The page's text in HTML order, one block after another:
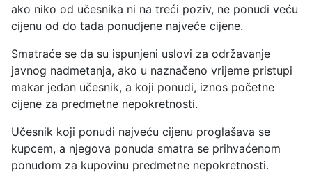
ako niko od učesnika ni na treći poziv, ne ponudi veću
cijenu od do tada ponudjene najveće cijene.
Smatraće se da su ispunjeni uslovi za održavanje
javnog nadmetanja, ako u naznačeno vrijeme pristupi
makar jedan učesnik, a koji ponudi, iznos početne
cijene za predmetne nepokretnosti.
Učesnik koji ponudi najveću cijenu proglašava se
kupcem, a njegova ponuda smatra se prihvaćenom
ponudom za kupovinu predmetne nepokretnosti.